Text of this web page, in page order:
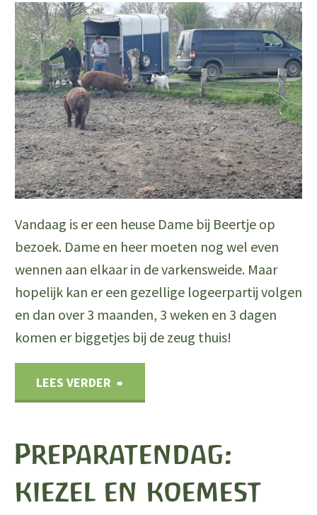
Vandaag is er een heuse Dame bij Beertje op
bezoek. Dame en heer moeten nog wel even
wennen aan elkaar in de varkensweide. Maar
hopelijk kan er een gezellige logeerpartij volgen
en dan over 3 maanden, 3 weken en 3 dagen
komen er biggetjes bij de zeug thuis!
LEES VERDER "Hoog
voor
Beertje"
Preparatendag:
kiezel en koemest